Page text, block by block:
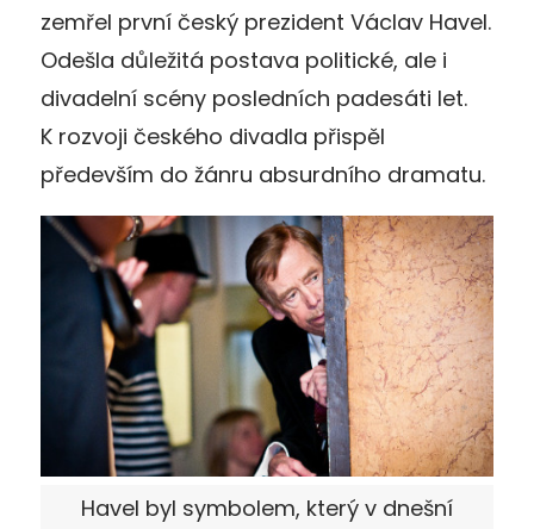
zemřel první český prezident Václav Havel.
Odešla důležitá postava politické, ale i
divadelní scény posledních padesáti let.
K rozvoji českého divadla přispěl
především do žánru absurdního dramatu.
Havel byl symbolem, který v dnešní